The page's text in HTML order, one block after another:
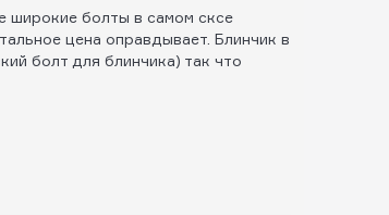
широкие болты в самом сксе
цена оправдывает. Блинчик в
болт для блинчика) так что